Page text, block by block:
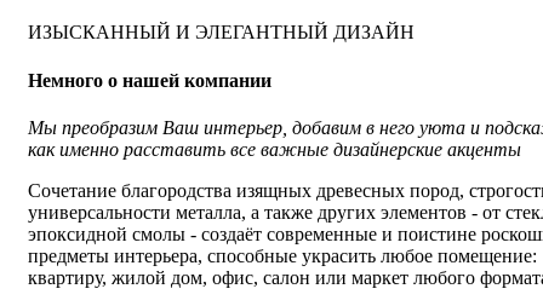
ИЗЫСКАННЫЙ И ЭЛЕГАНТНЫЙ ДИЗАЙН
Немного о нашей компании
Мы преобразим Ваш интерьер, добавим в него уюта и
как именно расставить все важные дизайнерские акценты
Сочетание благородства изящных древесных пород,
универсальности металла, а также других элементов - от
эпоксидной смолы - создаёт современные и поистине
предметы интерьера, способные украсить любое помещение:
квартиру, жилой дом, офис, салон или маркет любого